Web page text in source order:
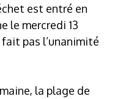
est entré en
le mercredi 13
pas l’unanimité
la plage de